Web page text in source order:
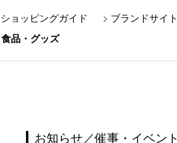
ショッピングガイド
ブランドサイト
食品・グッズ
お知らせ／催事・イベント